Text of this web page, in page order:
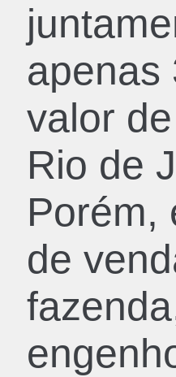
apenas
valor
Rio de
Porém,
de